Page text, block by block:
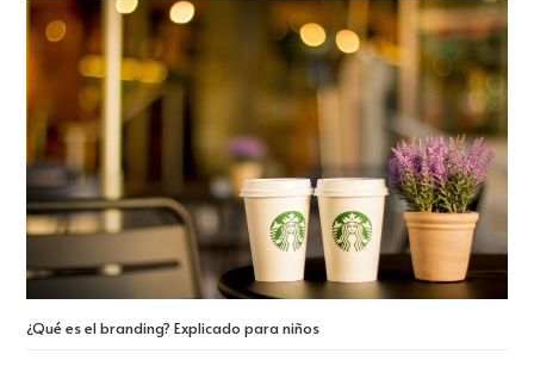
¿Qué es el branding? Explicado para niños